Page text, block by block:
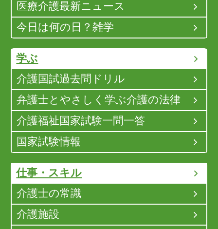
医療介護最新ニュース
今日は何の日？雑学
学ぶ
介護国試過去問ドリル
弁護士とやさしく学ぶ介護の法律
介護福祉国家試験一問一答
国家試験情報
仕事・スキル
介護士の常識
介護施設